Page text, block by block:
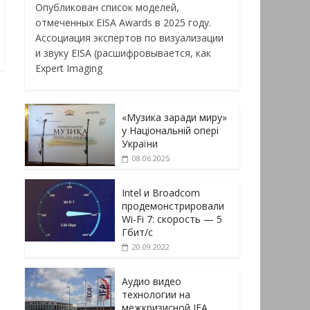
Опубликован список моделей,
отмеченных EISA Awards в 2025 году.
Ассоциация экспертов по визуализации
и звуку EISA (расшифровывается, как
Expert Imaging
«Музика заради миру»
у Національній опері
України
08.06.2025
Intel и Broadcom
продемонстрировали
Wi-Fi 7: скорость — 5
Гбит/с
20.09.2022
Аудио видео
технологии на